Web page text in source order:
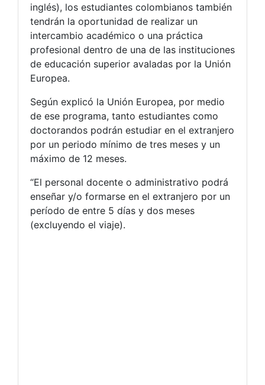
inglés), los estudiantes colombianos también
tendrán la oportunidad de realizar un
intercambio académico o una práctica
profesional dentro de una de las instituciones
de educación superior avaladas por la Unión
Europea.
Según explicó la Unión Europea, por medio
de ese programa, tanto estudiantes como
doctorandos podrán estudiar en el extranjero
por un periodo mínimo de tres meses y un
máximo de 12 meses.
“El personal docente o administrativo podrá
enseñar y/o formarse en el extranjero por un
período de entre 5 días y dos meses
(excluyendo el viaje).